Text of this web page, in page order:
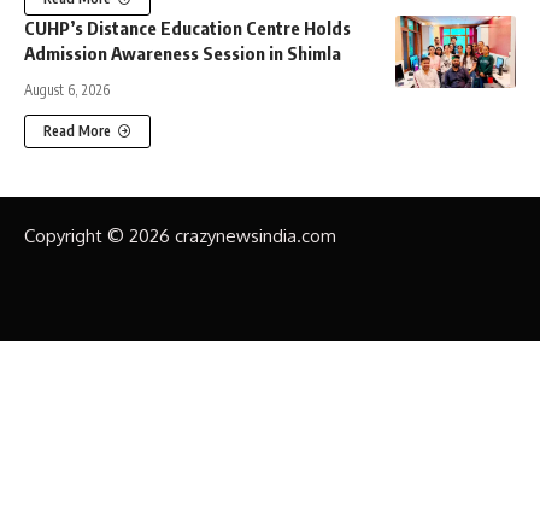
CUHP’s Distance Education Centre Holds
Admission Awareness Session in Shimla
August 6, 2026
Read More
Copyright © 2026 crazynewsindia.com